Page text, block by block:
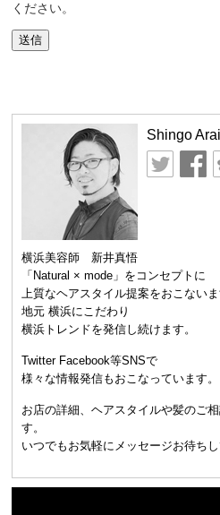
ください。
Shingo Arai
横浜美容師 新井真悟
「Natural × mode」をコンセプトに
上質なヘアスタイル提案をおこないま
地元 横浜にこだわり
横浜トレンドを発信し続けます。
Twitter Facebook等SNSで
様々な情報発信もおこなっています。
お店の詳細、ヘアスタイルや髪のご
す。
いつでもお気軽にメッセージお待ちし